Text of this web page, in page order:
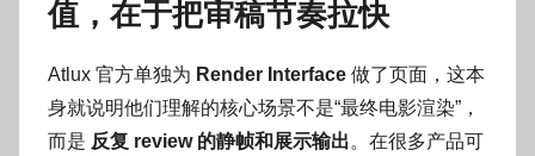
值，在于把审稿节奏拉快
Atlux 官方单独为 Render Interface 做了页面，这本
身就说明他们理解的核心场景不是“最终电影渲染”，
而是 反复 review 的静帧和展示输出。在很多产品可